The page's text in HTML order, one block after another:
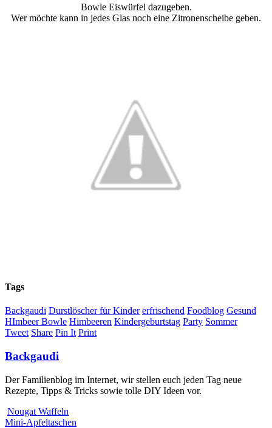
Bowle Eiswürfel dazugeben.
Wer möchte kann in jedes Glas noch eine Zitronenscheibe geben.
Tags
Backgaudi Durstlöscher für Kinder erfrischend Foodblog Gesund
HImbeer Bowle Himbeeren Kindergeburtstag Party Sommer
Tweet Share Pin It Print
Backgaudi
Der Familienblog im Internet, wir stellen euch jeden Tag neue
Rezepte, Tipps & Tricks sowie tolle DIY Ideen vor.
Nougat Waffeln
Mini-Apfeltaschen